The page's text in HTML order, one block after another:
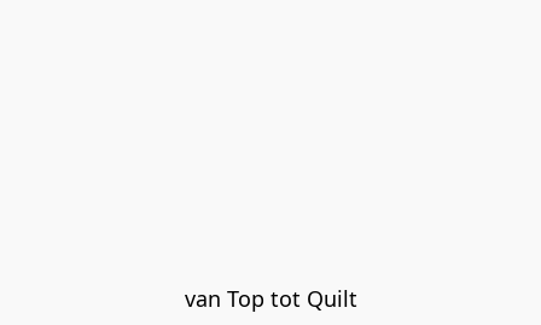
van Top tot Quilt